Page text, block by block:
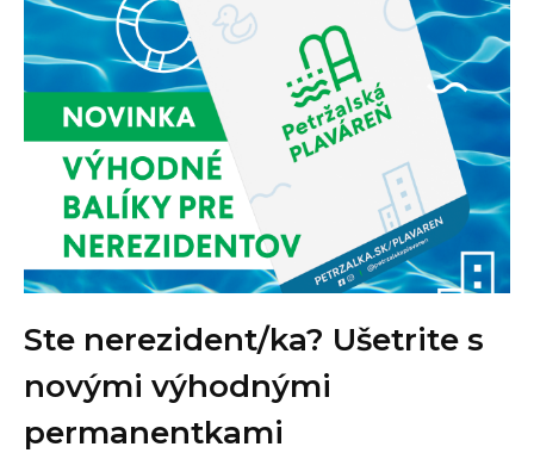
Ste nerezident/ka? Ušetrite s
novými výhodnými
permanentkami